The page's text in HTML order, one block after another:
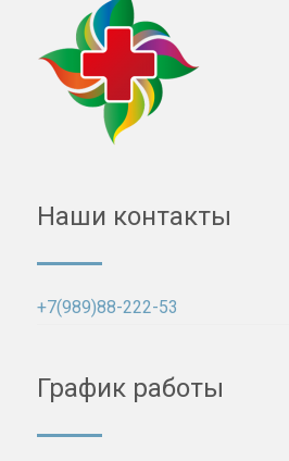
Наши контакты
+7(989)88-222-53
График работы